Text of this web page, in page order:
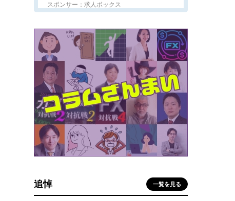
スポンサー：求人ボックス
追悼 一覧を見る